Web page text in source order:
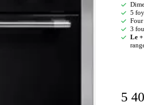
5
3
Le +
5